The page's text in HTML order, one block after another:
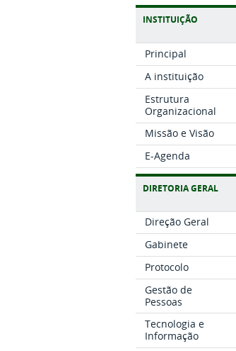
INSTITUIÇÃO
Principal
A instituição
Estrutura
Organizacional
Missão e Visão
E-Agenda
DIRETORIA GERAL
Direção Geral
Gabinete
Protocolo
Gestão de
Pessoas
Tecnologia e
Informação